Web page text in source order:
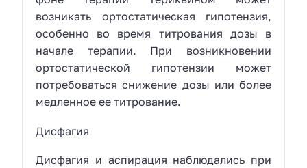
возникать ортостатическая гипотензия,
особенно во время титрования дозы в
начале терапии. При возникновении
ортостатической гипотензии может
потребоваться снижение дозы или более
медленное ее титрование.
Дисфагия
Дисфагия и аспирация наблюдались при